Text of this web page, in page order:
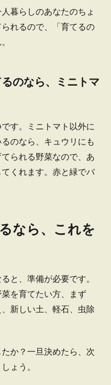
ートで始める女子大
子大生は「少しでもおしゃ
台所でも収納を増や
なく収納
はいつする？迷惑に
洗濯のコツ
人の中には、仕事を終えた
暮らしのあなたのちょ
れるので、「育てるの
のなら、ミニトマ
す。ミニトマト以外に
のなら、キュウリにも
られる野菜なので、あ
くれます。赤と緑でバ
なら、これを
と、準備が必要です。
を育てたい方、まず
新しい土、軽石、虫除
か？一旦決めたら、次
ょう。